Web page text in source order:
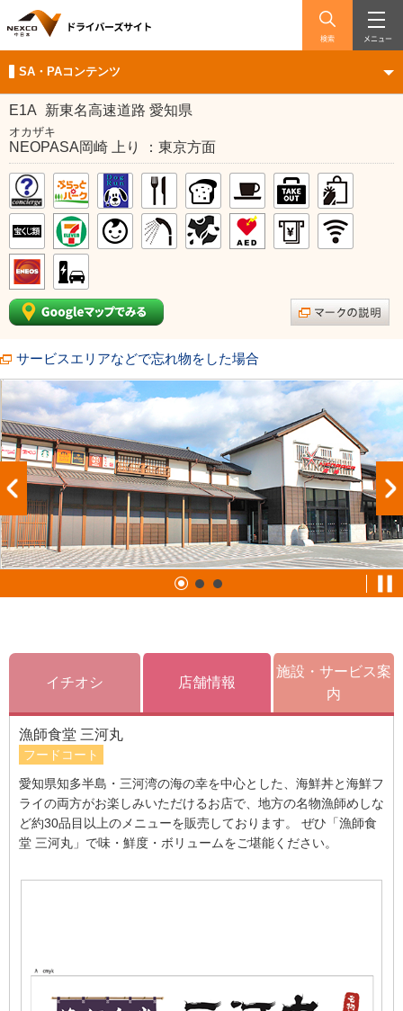
検索 メニュー
SA・PAコンテンツ
E1A 新東名高速道路 愛知県
オカザキ
NEOPASA岡崎 上り ：東京方面
サービスエリアなどで忘れ物をした場合
イチオシ 店舗情報
施設・サービス案
内
漁師食堂 三河丸
フードコート
愛知県知多半島・三河湾の海の幸を中心とした、海鮮丼と海鮮フ
ライの両方がお楽しみいただけるお店で、地方の名物漁師めしな
ど約30品目以上のメニューを販売しております。 ぜひ「漁師食
堂 三河丸」で味・鮮度・ボリュームをご堪能ください。